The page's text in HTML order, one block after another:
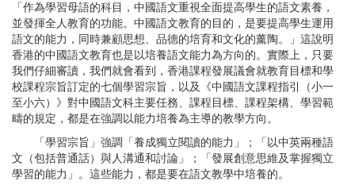
「作為學習母語的科目，中國語文重視全面提高學生的語文素養，
並發揮全人教育的功能。中國語文教育的目的，是要提高學生運用
語文的能力，同時兼顧思想、品德的培育和文化的薰陶。」這說明
香港的中國語文教育也是以培養語文能力為方向的。實際上，只要
我們仔細審讀，我們就會看到，香港課程發展議會就教育目標和學
校課程宗旨訂定的七個學習宗旨，以及《中國語文課程指引（小一
至小六）》對中國語文科主要任務、課程目標、課程架構、學習範
疇的規定，都是在強調以能力培養為主導的教學方向。
「學習宗旨」強調「養成獨立閱讀的能力」；「以中英兩種語
文（包括普通話）與人溝通和討論」；「發展創意思維及掌握獨立
學習的能力」。這些能力，都是要在語文教學中培養的。